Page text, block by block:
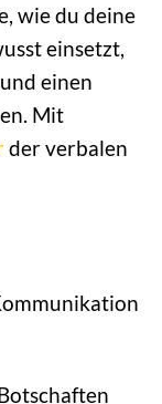
wie du deine
einsetzt,
einen
Mit
der verbalen